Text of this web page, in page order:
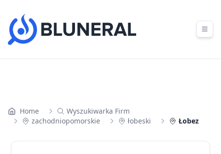
Home
Wyszukiwarka Firm
zachodniopomorskie
łobeski Łobez